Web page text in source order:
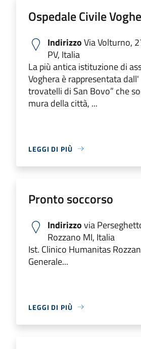
Ospedale Civile
IndirizzoVia Volturno,
PV, Italia
La più antica istituzione di
Voghera è rappresentata
trovatelli di San Bovo” che
mura della città, ...
LEGGI DI PIÙ
Pronto soccorso
Indirizzovia
Rozzano MI, Italia
Ist. Clinico Humanitas
Generale...
LEGGI DI PIÙ